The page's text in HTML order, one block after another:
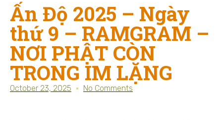
Ấn Độ 2025 – Ngày
thứ 9 – RAMGRAM –
NƠI PHẬT CÒN
TRONG IM LẶNG
October 23, 2025 No Comments